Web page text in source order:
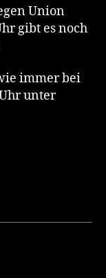
Union
gibt es noch
immer bei
unter